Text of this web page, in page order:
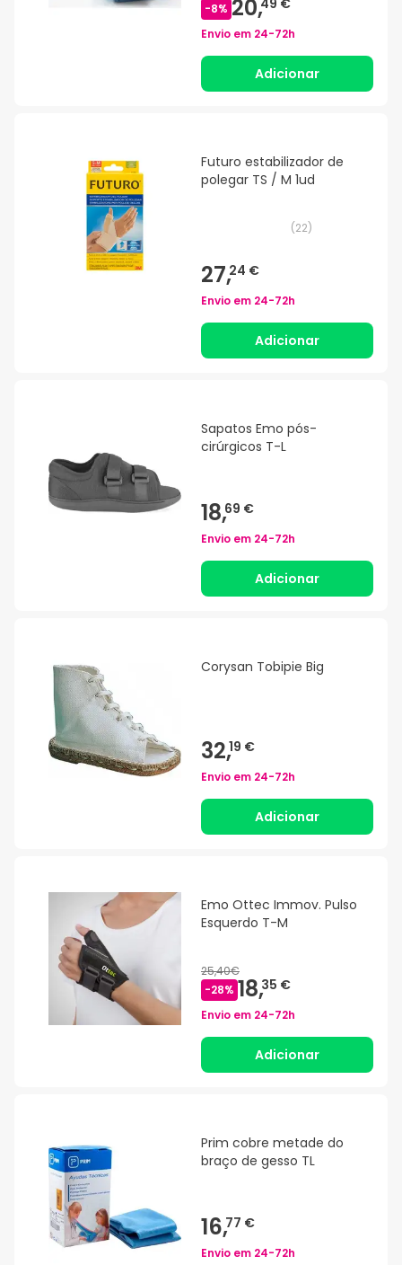
-8% 20,49 €
Envio em 24-72h
Adicionar
Futuro estabilizador de
polegar TS / M 1ud
(22)
27,24 €
Envio em 24-72h
Adicionar
Sapatos Emo pós-
cirúrgicos T-L
18,69 €
Envio em 24-72h
Adicionar
Corysan Tobipie Big
32,19 €
Envio em 24-72h
Adicionar
Emo Ottec Immov. Pulso
Esquerdo T-M
25,40€
-28% 18,35 €
Envio em 24-72h
Adicionar
Prim cobre metade do
braço de gesso TL
16,77 €
Envio em 24-72h